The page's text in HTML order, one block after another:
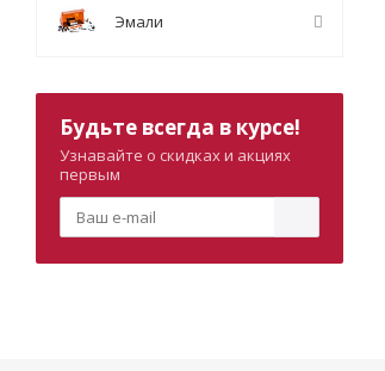
Эмали
Будьте всегда в курсе!
Узнавайте о скидках и акциях
первым